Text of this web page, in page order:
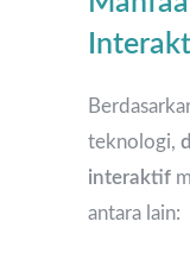
teknologi,
interaktif
antara lain: